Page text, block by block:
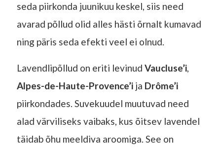
seda piirkonda juunikuu keskel, siis need
avarad põllud olid alles hästi õrnalt kumavad
ning päris seda efekti veel ei olnud.
Lavendlipõllud on eriti levinud Vaucluse’i,
Alpes-de-Haute-Provence’ija Drôme’i
piirkondades. Suvekuudel muutuvad need
alad värviliseks vaibaks, kus õitsev lavendel
täidab õhu meeldiva aroomiga. See on